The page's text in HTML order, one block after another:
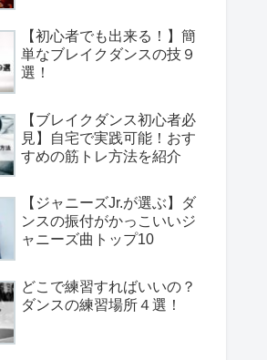
【初心者でも出来る！】簡
単なブレイクダンスの技９
選！
【ブレイクダンス初心者必
見】自宅で実践可能！おす
すめの筋トレ方法を紹介
【ジャニーズJr.が選ぶ】ダ
ンスの振付がかっこいいジ
ャニーズ曲トップ10
どこで練習すればいいの？
ダンスの練習場所４選！